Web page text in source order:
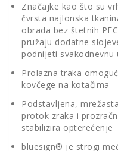
Značajke kao što su
čvrsta najlonska
obrada bez štetnih
pružaju dodatne
podnijeti svakodnevnu
Prolazna traka
kovčege na kotačima
Podstavljena,
protok zraka i
stabilizira opterećenje
bluesign® je strogi